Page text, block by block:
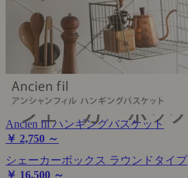
シェーカーボックス ラウンドタイプ
￥ 16,500 ～
Ancien fil ハンギングバスケット
￥ 2,750 ～